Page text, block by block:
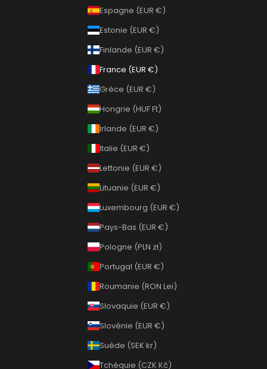
Espagne (EUR €)
Estonie (EUR €)
Finlande (EUR €)
France (EUR €)
Grèce (EUR €)
Hongrie (HUF Ft)
Irlande (EUR €)
Italie (EUR €)
Lettonie (EUR €)
Lituanie (EUR €)
Luxembourg (EUR €)
Pays-Bas (EUR €)
Pologne (PLN zł)
Portugal (EUR €)
Roumanie (RON Lei)
Slovaquie (EUR €)
Slovénie (EUR €)
Suède (SEK kr)
Tchéquie (CZK Kč)